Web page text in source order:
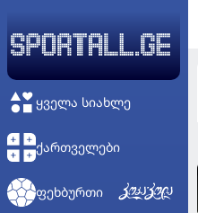
ᲧᲕᲔᲚᲐ ᲡᲘᲐᲮᲚᲔ
ᲥᲐᲠᲗᲕᲔᲚᲔᲑᲘ
ᲤᲔᲮᲑᲣᲠᲗᲘ